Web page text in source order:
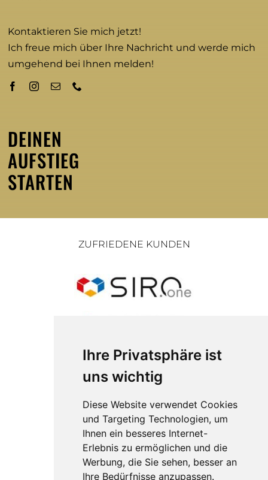
Ihre Privatsphäre ist
uns wichtig
Diese Website verwendet Cookies
und Targeting Technologien, um
Ihnen ein besseres Internet-
Erlebnis zu ermöglichen und die
Werbung, die Sie sehen, besser an
Ihre Bedürfnisse anzupassen.
Kontaktieren Sie mich jetzt!
Ich freue mich über Ihre Nachricht und werde mich
umgehend bei Ihnen melden!
DEINEN
AUFSTIEG
STARTEN
ZUFRIEDENE KUNDEN